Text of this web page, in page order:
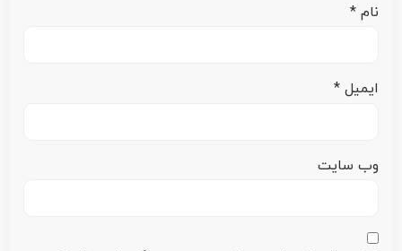
نام *
ایمیل *
وب‌ سایت